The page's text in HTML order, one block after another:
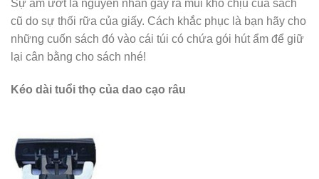
Sự ẩm ướt là nguyên nhân gây ra mùi khó chịu của sách
cũ do sự thối rữa của giấy. Cách khắc phục là bạn hãy cho
những cuốn sách đó vào cái túi có chứa gói hút ẩm để giữ
lại cân bằng cho sách nhé!
Kéo dài tuổi thọ của dao cạo râu